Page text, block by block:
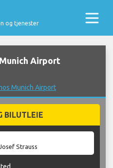
og tjenester
Airport
Munich Airport
BILUTLEIE